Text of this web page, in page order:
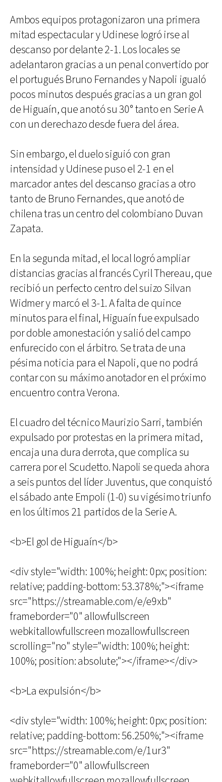
Ambos equipos protagonizaron una primera
mitad espectacular y Udinese logró irse al
descanso por delante 2-1. Los locales se
adelantaron gracias a un penal convertido por
el portugués Bruno Fernandes y Napoli igualó
pocos minutos después gracias a un gran gol
de Higuaín, que anotó su 30° tanto en Serie A
con un derechazo desde fuera del área.
Sin embargo, el duelo siguió con gran
intensidad y Udinese puso el 2-1 en el
marcador antes del descanso gracias a otro
tanto de Bruno Fernandes, que anotó de
chilena tras un centro del colombiano Duvan
Zapata.
En la segunda mitad, el local logró ampliar
distancias gracias al francés Cyril Thereau, que
recibió un perfecto centro del suizo Silvan
Widmer y marcó el 3-1. A falta de quince
minutos para el final, Higuaín fue expulsado
por doble amonestación y salió del campo
enfurecido con el árbitro. Se trata de una
pésima noticia para el Napoli, que no podrá
contar con su máximo anotador en el próximo
encuentro contra Verona.
El cuadro del técnico Maurizio Sarri, también
expulsado por protestas en la primera mitad,
encaja una dura derrota, que complica su
carrera por el Scudetto. Napoli se queda ahora
a seis puntos del líder Juventus, que conquistó
el sábado ante Empoli (1-0) su vigésimo triunfo
en los últimos 21 partidos de la Serie A.
<b>El gol de Higuaín</b>
<div style="width: 100%; height: 0px; position:
relative; padding-bottom: 53.378%;"><iframe
src="https://streamable.com/e/e9xb"
frameborder="0" allowfullscreen
webkitallowfullscreen mozallowfullscreen
scrolling="no" style="width: 100%; height:
100%; position: absolute;"></iframe></div>
<b>La expulsión</b>
<div style="width: 100%; height: 0px; position:
relative; padding-bottom: 56.250%;"><iframe
src="https://streamable.com/e/1ur3"
frameborder="0" allowfullscreen